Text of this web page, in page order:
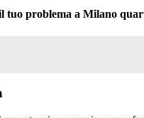
tuo problema a Milano